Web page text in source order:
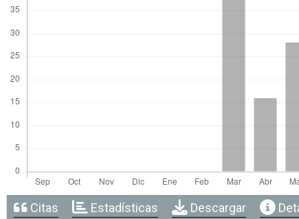
Citas Estadísticas Descargar